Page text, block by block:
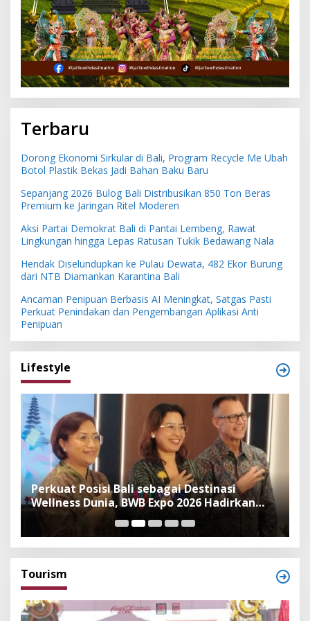
Terbaru
Dorong Ekonomi Sirkular di Bali, Program Recycle Me Ubah
Botol Plastik Bekas Jadi Bahan Baku Baru
Sepanjang 2026 Bulog Bali Distribusikan 850 Ton Beras
Premium ke Jaringan Ritel Moderen
Aksi Partai Demokrat Bali di Pantai Lembeng, Rawat
Lingkungan hingga Lepas Ratusan Tukik Bedawang Nala
Hendak Diselundupkan ke Pulau Dewata, 482 Ekor Burung
dari NTB Diamankan Karantina Bali
Ancaman Penipuan Berbasis AI Meningkat, Satgas Pasti
Perkuat Penindakan dan Pengembangan Aplikasi Anti
Penipuan
Lifestyle
Perkuat Posisi Bali sebagai Destinasi
Wellness Dunia, BWB Expo 2026 Hadirkan
Exhibitor Nasional dan Global
Tourism